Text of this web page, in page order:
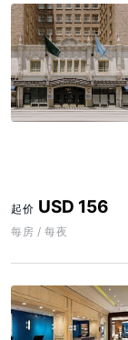
起价 USD 156
每房 / 每夜